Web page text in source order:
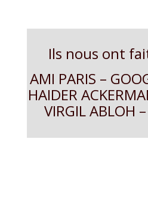
Ils nous ont
AMI PARIS –
HAIDER
VIRGIL ABLOH